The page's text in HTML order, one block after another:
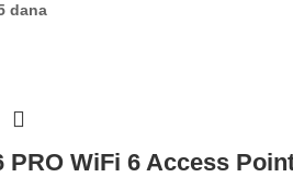
dana
PRO WiFi 6 Access